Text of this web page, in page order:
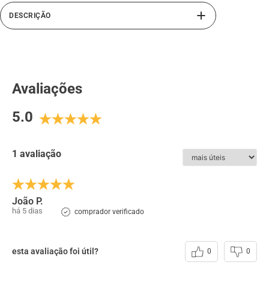
DESCRIÇÃO
sapato masculino oferece mais conforto e segurança ao
caminhar com seu sapato de couro. Perfeito para homens
derramado somado ao salto externo do sapato, atinge até
com elástico, facilitando o calce.
ESPECIFICAÇÕES:
Couro :Sapato Masculino Rafarillo em Couro Preto
Acabamento Natural
Solado: Micro Expandido
Avaliações
5.0
1 avaliação
João P.
há 5 dias comprador verificado
esta avaliação foi útil? 0 0